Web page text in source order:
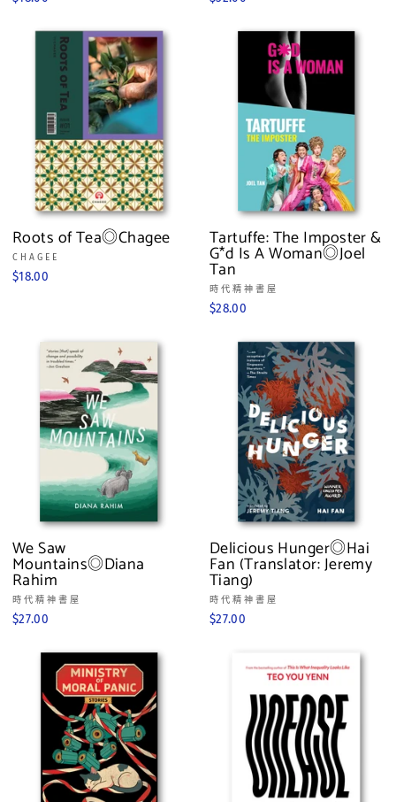
Roots of Tea◎Chagee
CHAGEE
$18.00
Tartuffe: The Imposter &
G*d Is A Woman◎Joel
Tan
時代精神書屋
$28.00
We Saw
Mountains◎Diana
Rahim
時代精神書屋
$27.00
Delicious Hunger◎Hai
Fan (Translator: Jeremy
Tiang)
時代精神書屋
$27.00